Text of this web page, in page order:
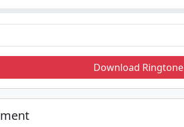
Download Ringtone